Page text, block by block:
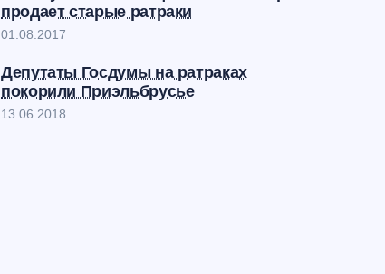
продает старые ратраки
01.08.2017
Депутаты Госдумы на ратраках
покорили Приэльбрусье
13.06.2018